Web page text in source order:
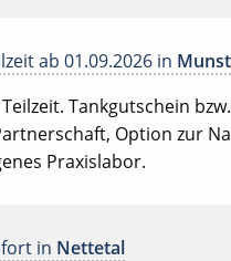
ab 01.09.2026 in
Tankgutschein
Option zur
Praxislabor.
in Nettetal